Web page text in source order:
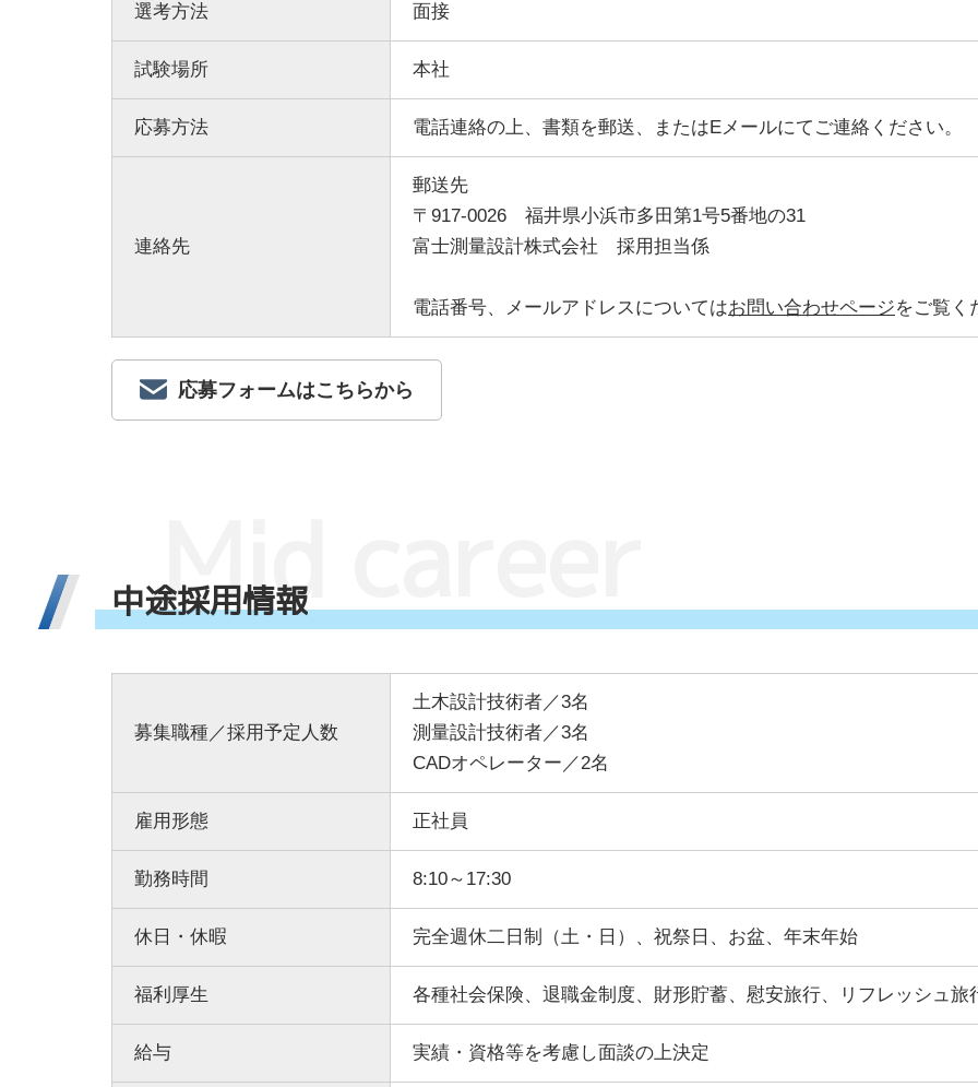
選考方法 面接
試験場所 本社
応募方法 電話連絡の上、書類を郵送、またはEメールにてご連絡ください。
連絡先
郵送先
〒917-0026 福井県小浜市多田第1号5番地の31
富士測量設計株式会社 採用担当係
電話番号、メールアドレスについてはお問い合わせページをご覧く
応募フォームはこちらから
中途採用情報
Mid
募集職種／採用予定人数
土木設計技術者／3名
測量設計技術者／3名
CADオペレーター／2名
雇用形態 正社員
勤務時間 8:10～17:30
休日・休暇 完全週休二日制（土・日）、祝祭日、お盆、年末年始
福利厚生 各種社会保険、退職金制度、財形貯蓄、慰安旅行、リフレッシュ
給与 実績・資格等を考慮し面談の上決定